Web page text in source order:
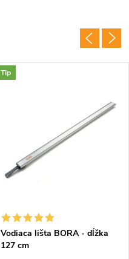
Tip
Vodiaca lišta BORA - dĺžka
127 cm